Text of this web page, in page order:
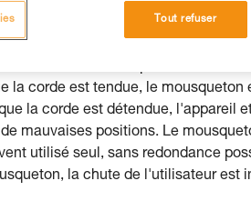
et reconnectés à chaque
nombre de manipulations dans la
la corde est tendue, le mousqueton
la corde est détendue, l'appareil
mauvaises positions. Le
utilisé seul, sans redondance
la chute de l'utilisateur est
Tout refuser